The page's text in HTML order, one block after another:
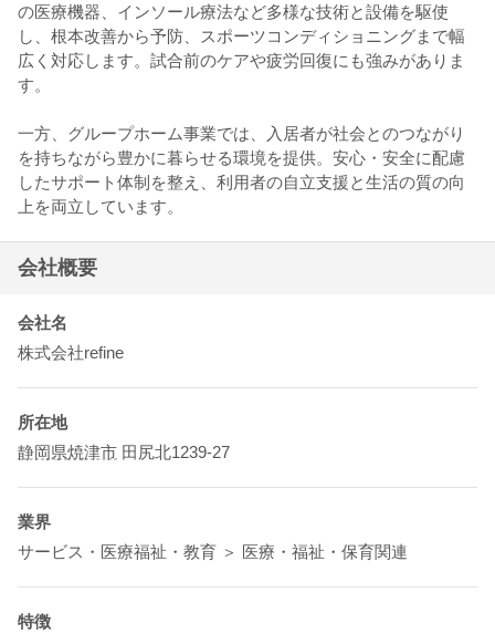
の医療機器、インソール療法など多様な技術と設備を駆使
し、根本改善から予防、スポーツコンディショニングまで幅
広く対応します。試合前のケアや疲労回復にも強みがありま
す。
一方、グループホーム事業では、入居者が社会とのつながり
を持ちながら豊かに暮らせる環境を提供。安心・安全に配慮
したサポート体制を整え、利用者の自立支援と生活の質の向
上を両立しています。
会社概要
会社名
株式会社refine
所在地
静岡県焼津市 田尻北1239-27
業界
サービス・医療福祉・教育 ＞ 医療・福祉・保育関連
特徴